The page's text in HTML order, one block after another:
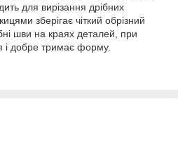
для вирізання дрібних
зберігає чіткий обрізний
шви на краях деталей, при
і добре тримає форму.